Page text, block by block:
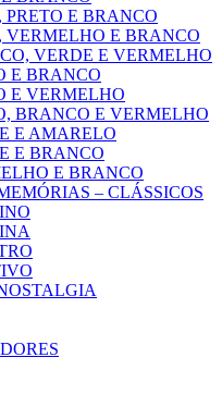
E BRANCO
VERMELHO E BRANCO
VERDE E VERMELHO
E BRANCO
E VERMELHO
BRANCO E VERMELHO
E AMARELO
E BRANCO
E BRANCO
– CLÁSSICOS